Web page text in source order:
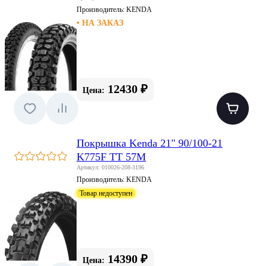
Производитель: KENDA
• НА ЗАКАЗ
Цена: 12430 ₽
Покрышка Kenda 21" 90/100-21
K775F TT 57M
Артикул: 010026-208-3196
Производитель: KENDA
Товар недоступен
Цена: 14390 ₽